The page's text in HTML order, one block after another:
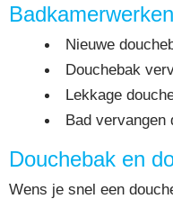
Badkamerwerken
Nieuwe
Douchebak
Lekkage
Bad vervangen
Douchebak en
Wens je snel een